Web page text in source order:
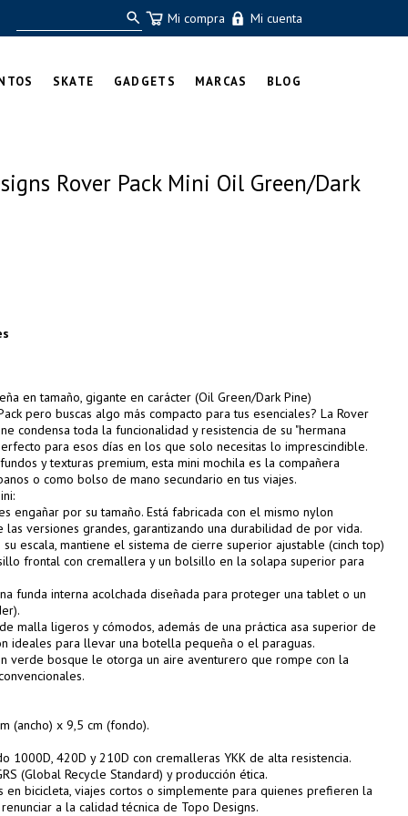
Mi compra Mi cuenta
SKATE GADGETS MARCAS BLOG
Rover Pack Mini Oil Green/Dark
en tamaño, gigante en carácter (Oil Green/Dark Pine)
pero buscas algo más compacto para tus esenciales? La Rover
condensa toda la funcionalidad y resistencia de su "hermana
para esos días en los que solo necesitas lo imprescindible.
y texturas premium, esta mini mochila es la compañera
o como bolso de mano secundario en tus viajes.
engañar por su tamaño. Está fabricada con el mismo nylon
versiones grandes, garantizando una durabilidad de por vida.
escala, mantiene el sistema de cierre superior ajustable (cinch top)
frontal con cremallera y un bolsillo en la solapa superior para
funda interna acolchada diseñada para proteger una tablet o un
malla ligeros y cómodos, además de una práctica asa superior de
ideales para llevar una botella pequeña o el paraguas.
verde bosque le otorga un aire aventurero que rompe con la
(ancho) x 9,5 cm (fondo).
1000D, 420D y 210D con cremalleras YKK de alta resistencia.
(Global Recycle Standard) y producción ética.
en bicicleta, viajes cortos o simplemente para quienes prefieren la
a la calidad técnica de Topo Designs.